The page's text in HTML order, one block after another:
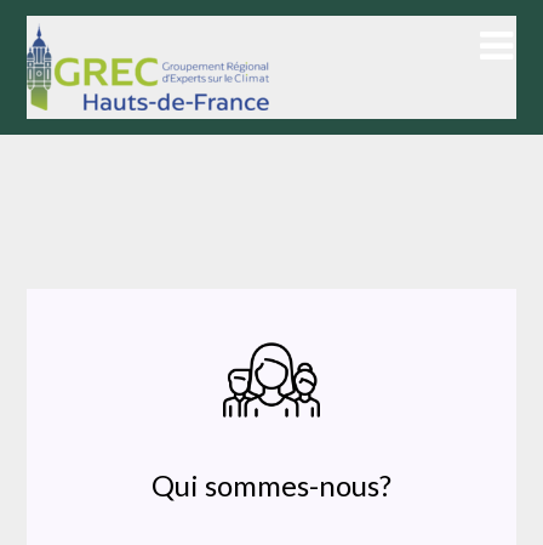
Skip
content
Qui sommes-nous?